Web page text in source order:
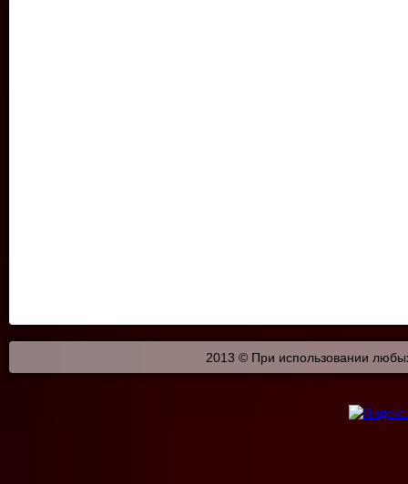
2013 © При использовании